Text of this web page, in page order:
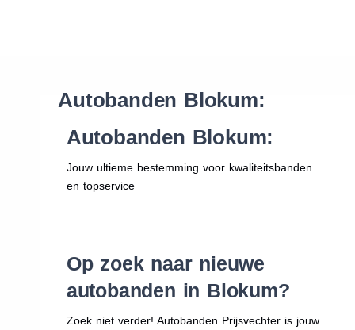
Autobanden Blokum:
Autobanden Blokum:
Jouw ultieme bestemming voor kwaliteitsbanden
en topservice
Op zoek naar nieuwe
autobanden in Blokum?
Zoek niet verder! Autobanden Prijsvechter is jouw